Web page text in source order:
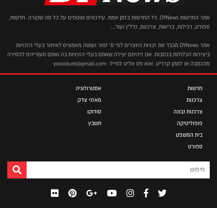
אתר החדשות DYNews. כל החדשות בזמן אמת. עידכונים שוטפים על כל מה שקורה. חדשות,
ספורט, רכילות, בריאות, צרכנות, נדל"ן ועוד...
אתר DYNews מכבד את זכויות היוצרים לפי ס' 27א' ועושה מאמצים לאיתור בעלי הזכויות
ביצירות הכלולות בכתבות. אם זיהיתם יצירה שאתם בעלי הזכויות בה ואתם מעוניינים להסירה
מהכתבה או למתן קרדיט, אנא פנו אלינו למייל: yossiduek@gmail.com
חדשות
צרכנות
צרכנות נבונה
פופוליטיקה
בית המשפט
ספורט
אסטרולוגיה
מאזני צדק
סודוקו
תשבץ